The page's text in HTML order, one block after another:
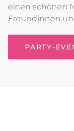
einen schönen
Freundinnen
PARTY-